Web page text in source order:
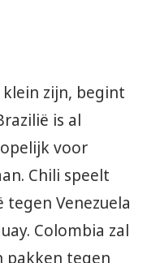
zijn, begint
is al
voor
Chili speelt
Venezuela
Colombia zal
pakken tegen